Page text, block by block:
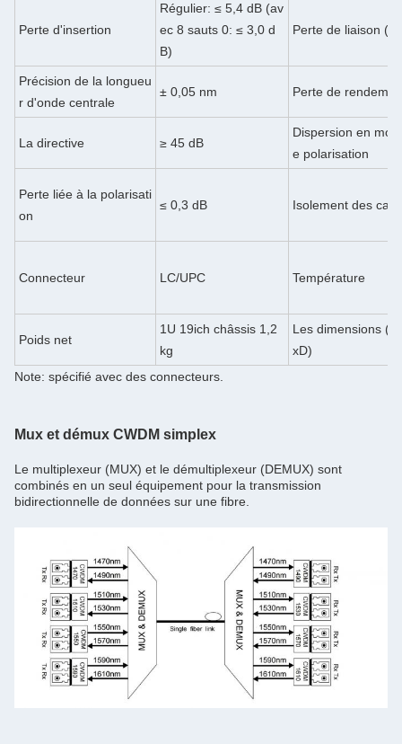
Perte d'insertion
Régulier: ≤ 5,4 dB (av
ec 8 sauts 0: ≤ 3,0 d
B)
Perte de liaison
Précision de la longueu
r d'onde centrale
± 0,05 nm Perte de
La directive ≥ 45 dB
Dispersion en
e polarisation
Perte liée à la polarisati
on
≤ 0,3 dB Isolement des
Connecteur LC/UPC Température
Poids net
1U 19ich châssis 1,2
kg
Les dimensions
xD)
Note: spécifié avec des connecteurs.
Mux et démux CWDM simplex
Le multiplexeur (MUX) et le démultiplexeur (DEMUX) sont
combinés en un seul équipement pour la transmission
bidirectionnelle de données sur une fibre.